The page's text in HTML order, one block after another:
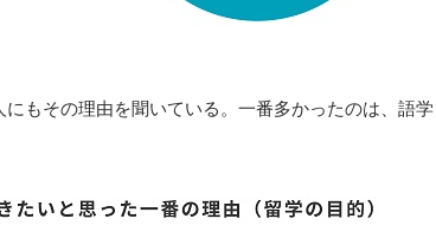
もその理由を聞いている。一番多かったのは、語